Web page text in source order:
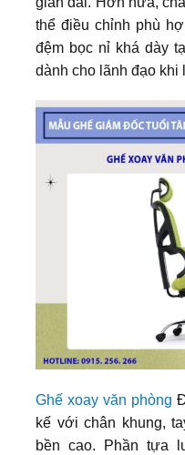
thể điều chỉnh phù
đệm bọc nỉ khá dày
dành cho lãnh đạo khi
Ghế xoay văn phòng
kế với chân khung,
bền cao. Phần tựa